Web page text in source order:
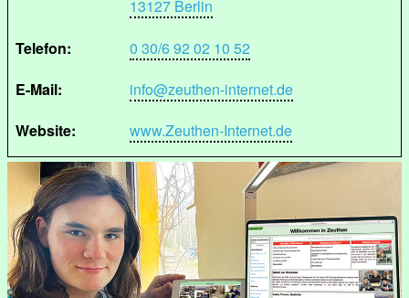
13127 Berlin
Telefon:
0 30/6 92 02 10 52
E-Mail:
info@zeuthen-internet.de
Website:
www.Zeuthen-Internet.de